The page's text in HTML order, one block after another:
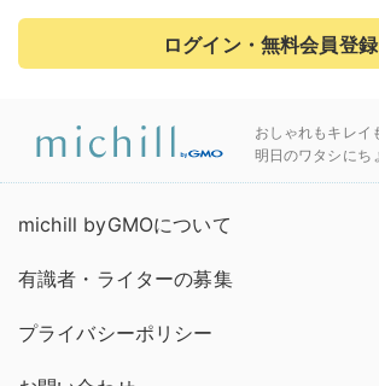
ログイン・無料会員登録
おしゃれもキレイ
明日のワタシにち
michill byGMOについて
有識者・ライターの募集
プライバシーポリシー